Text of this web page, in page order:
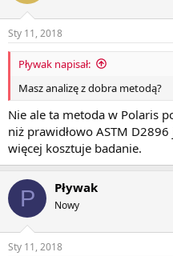
Sty 11, 2018
Pływak napisał:
Masz analizę z dobra metodą?
Nie ale ta metoda w Polaris
niż prawidłowo ASTM
więcej kosztuje badanie.
P Pływak
Nowy
Sty 11, 2018